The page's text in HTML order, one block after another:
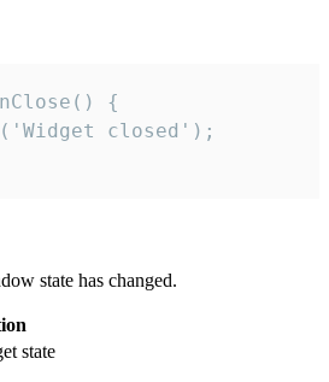
{
closed');
state has changed.
state